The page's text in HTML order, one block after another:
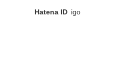
Hatena ID igo